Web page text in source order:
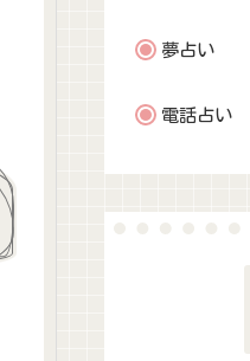
夢占い
電話占い